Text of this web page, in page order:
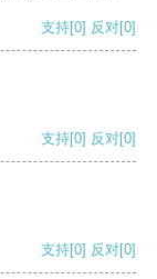
支持[0] 反对[0]
支持[0] 反对[0]
支持[0] 反对[0]